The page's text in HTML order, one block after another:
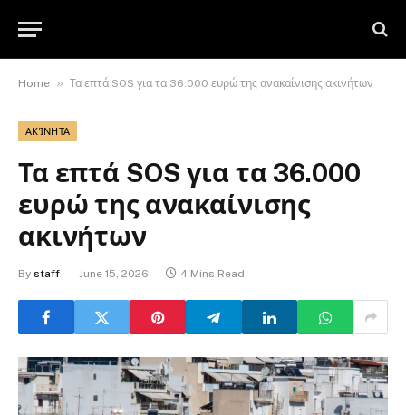
Home » Τα επτά SOS για τα 36.000 ευρώ της ανακαίνισης ακινήτων
ΑΚΊΝΗΤΑ
Τα επτά SOS για τα 36.000
ευρώ της ανακαίνισης
ακινήτων
By staff June 15, 2026 4 Mins Read